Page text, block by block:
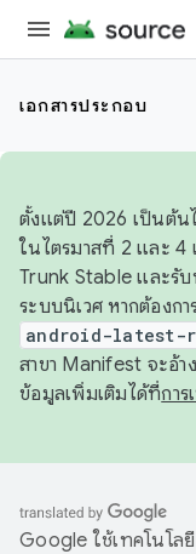
เอกสารประกอบ
ตั้งแต่ปี 2026 เป็นต้น
ในไตรมาสที่ 2 และ 4
Trunk Stable และรั
ระบบนิเวศ หากต้องก
android-latest-
สาขา Manifest จะอ้
ข้อมูลเพิ่มเติมได้ที่กา
Google ใช้เทคโนโล